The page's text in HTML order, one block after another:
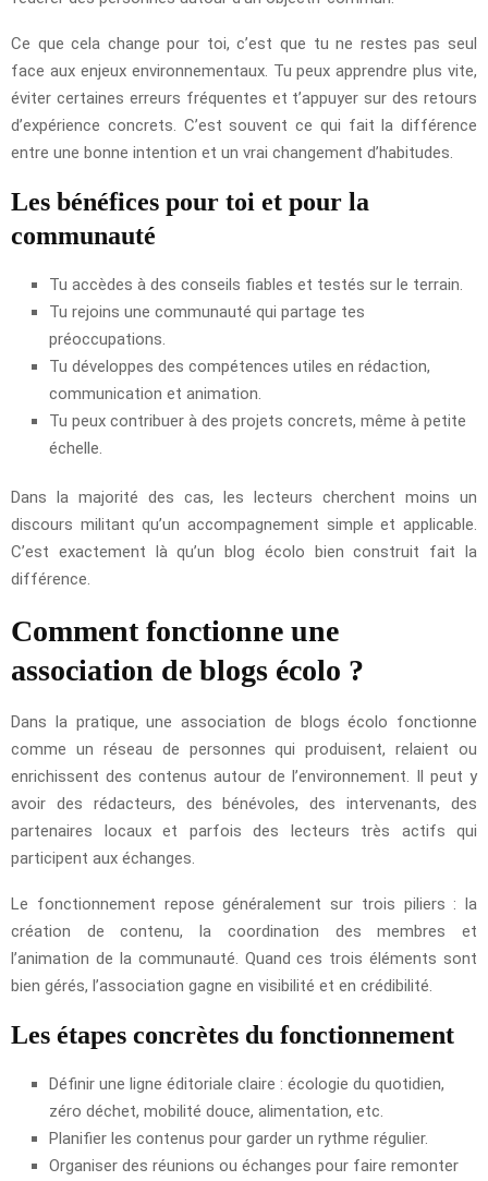
Ce que cela change pour toi, c’est que tu ne restes pas seul
face aux enjeux environnementaux. Tu peux apprendre plus vite,
éviter certaines erreurs fréquentes et t’appuyer sur des retours
d’expérience concrets. C’est souvent ce qui fait la différence
entre une bonne intention et un vrai changement d’habitudes.
Les bénéfices pour toi et pour la
communauté
Tu accèdes à des conseils fiables et testés sur le terrain.
Tu rejoins une communauté qui partage tes
préoccupations.
Tu développes des compétences utiles en rédaction,
communication et animation.
Tu peux contribuer à des projets concrets, même à petite
échelle.
Dans la majorité des cas, les lecteurs cherchent moins un
discours militant qu’un accompagnement simple et applicable.
C’est exactement là qu’un blog écolo bien construit fait la
différence.
Comment fonctionne une
association de blogs écolo ?
Dans la pratique, une association de blogs écolo fonctionne
comme un réseau de personnes qui produisent, relaient ou
enrichissent des contenus autour de l’environnement. Il peut y
avoir des rédacteurs, des bénévoles, des intervenants, des
partenaires locaux et parfois des lecteurs très actifs qui
participent aux échanges.
Le fonctionnement repose généralement sur trois piliers : la
création de contenu, la coordination des membres et
l’animation de la communauté. Quand ces trois éléments sont
bien gérés, l’association gagne en visibilité et en crédibilité.
Les étapes concrètes du fonctionnement
Définir une ligne éditoriale claire : écologie du quotidien,
zéro déchet, mobilité douce, alimentation, etc.
Planifier les contenus pour garder un rythme régulier.
Organiser des réunions ou échanges pour faire remonter